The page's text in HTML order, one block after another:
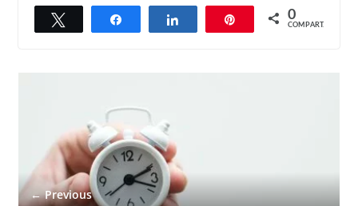
Compartilhar Compartilhar 0
COMPART.
← Previous